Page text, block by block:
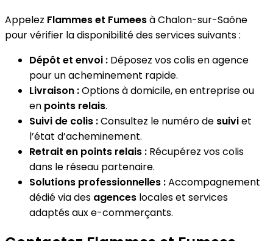
Appelez Flammes et Fumeesà Chalon-sur-Saône
pour vérifier la disponibilité des services suivants :
Dépôt et envoi : Déposez vos colis en agence
pour un acheminement rapide.
Livraison :Options à domicile, en entreprise ou
en points relais.
Suivi de colis :Consultez le numéro de suiviet
l’état d’acheminement.
Retrait en points relais : Récupérez vos colis
dans le réseau partenaire.
Solutions professionnelles :Accompagnement
dédié via des agences locales et services
adaptés aux e-commerçants.